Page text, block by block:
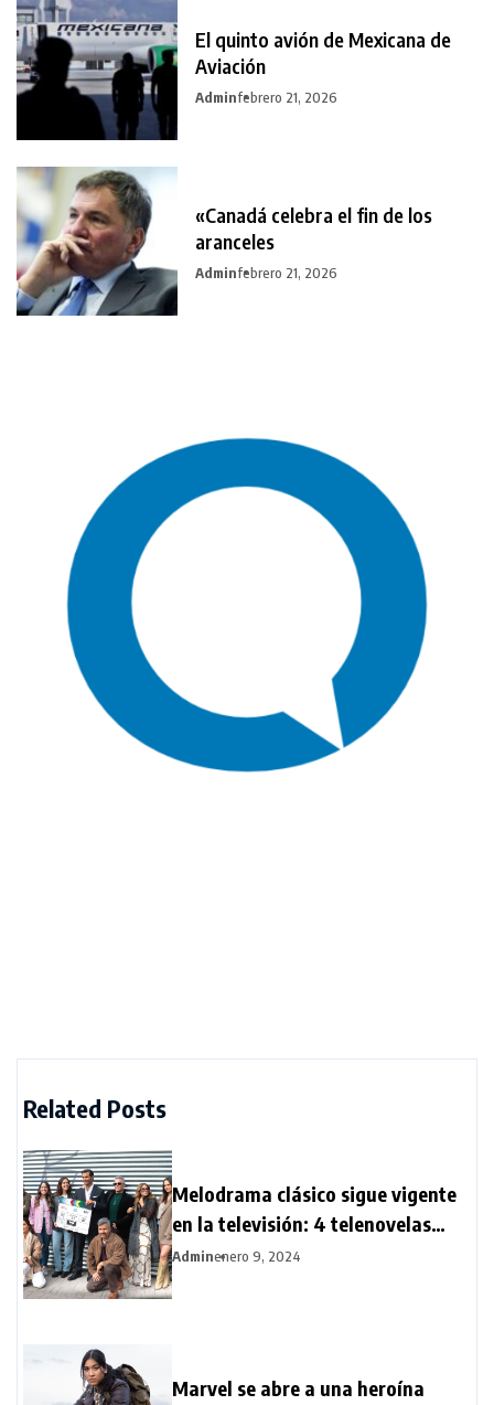
El quinto avión de Mexicana de
Aviación
Adminfebrero 21, 2026
«Canadá celebra el fin de los
aranceles
Adminfebrero 21, 2026
Related Posts
Melodrama clásico sigue vigente
en la televisión: 4 telenovelas
llegan al aire al inicio de 2024
Adminenero 9, 2024
Marvel se abre a una heroína